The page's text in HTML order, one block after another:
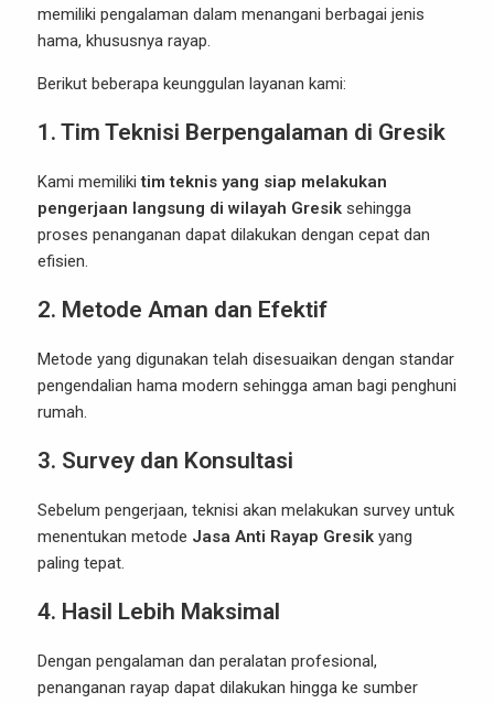
memiliki pengalaman dalam menangani berbagai jenis
hama, khususnya rayap.
Berikut beberapa keunggulan layanan kami:
1. Tim Teknisi Berpengalaman di Gresik
Kami memilikitim teknis yang siap melakukan
pengerjaan langsung di wilayah Gresik sehingga
proses penanganan dapat dilakukan dengan cepat dan
efisien.
2. Metode Aman dan Efektif
Metode yang digunakan telah disesuaikan dengan standar
pengendalian hama modern sehingga aman bagi penghuni
rumah.
3. Survey dan Konsultasi
Sebelum pengerjaan, teknisi akan melakukan survey untuk
menentukan metode Jasa Anti Rayap Gresik yang
paling tepat.
4. Hasil Lebih Maksimal
Dengan pengalaman dan peralatan profesional,
penanganan rayap dapat dilakukan hingga ke sumber